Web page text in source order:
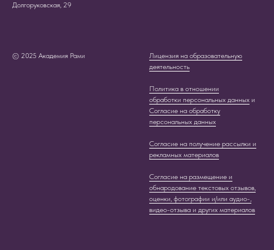
Долгоруковская, 29
© 2025 Академия Рами
Лицензия на образовательную
деятельность
Политика в отношении
обработки персональных данных и
Согласие на обработку
персональных данных
Согласие на получение рассылки и
рекламных материалов
Согласие на размещение и
обнародование текстовых отзывов,
оценки, фотографии и/или аудио-,
видео-отзыва и других материалов